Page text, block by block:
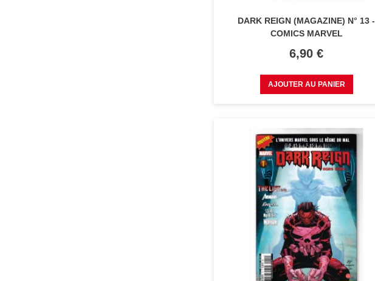
DARK REIGN (MAGAZINE) N° 13 -
COMICS MARVEL
Prix
6,90 €
AJOUTER AU PANIER